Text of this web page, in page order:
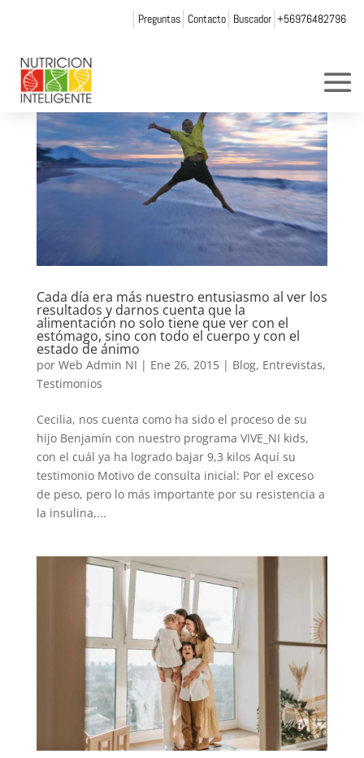
Preguntas Contacto Buscador +56976482796
Cada día era más nuestro entusiasmo al ver los
resultados y darnos cuenta que la
alimentación no solo tiene que ver con el
estómago, sino con todo el cuerpo y con el
estado de ánimo
por Web Admin NI | Ene 26, 2015| Blog, Entrevistas,
Testimonios
Cecilia, nos cuenta como ha sido el proceso de su
hijo Benjamín con nuestro programa VIVE_NI kids,
con el cuál ya ha logrado bajar 9,3 kilos Aquí su
testimonio Motivo de consulta inicial: Por el exceso
de peso, pero lo más importante por su resistencia a
la insulina,...